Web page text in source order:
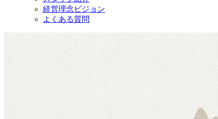
経営理念ビジョン
よくある質問